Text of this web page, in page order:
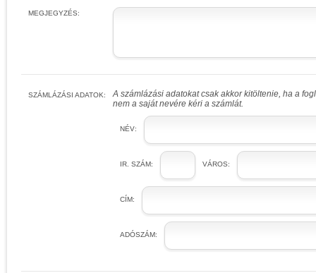
MEGJEGYZÉS:
SZÁMLÁZÁSI ADATOK:
A számlázási adatokat csak akkor kitöltenie, ha a
nem a saját nevére kéri a számlát.
NÉV:
IR. SZÁM: VÁROS:
CÍM:
ADÓSZÁM: